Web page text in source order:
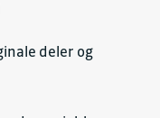
deler og